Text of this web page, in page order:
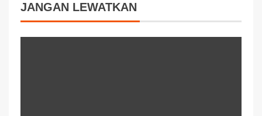
JANGAN LEWATKAN